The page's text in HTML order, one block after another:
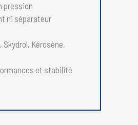
pression
ni séparateur
Kérosène,
et stabilité